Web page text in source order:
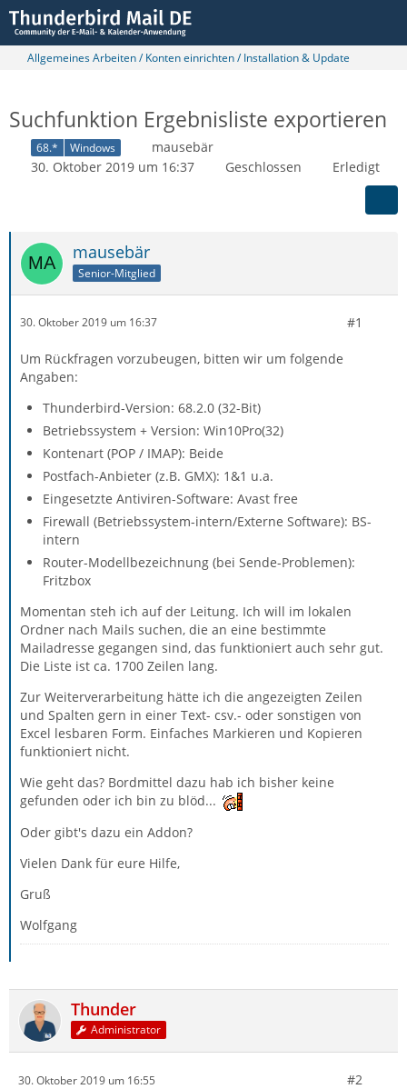
Allgemeines Arbeiten / Konten einrichten / Installation & Update
Suchfunktion Ergebnisliste exportieren
68.* Windows
mausebär
30. Oktober 2019 um 16:37
Geschlossen Erledigt
mausebär
Senior-Mitglied
30. Oktober 2019 um 16:37 #1
Um Rückfragen vorzubeugen, bitten wir um folgende
Angaben:
Thunderbird-Version: 68.2.0 (32-Bit)
Betriebssystem + Version: Win10Pro(32)
Kontenart (POP / IMAP): Beide
Postfach-Anbieter (z.B. GMX): 1&1 u.a.
Eingesetzte Antiviren-Software: Avast free
Firewall (Betriebssystem-intern/Externe Software): BS-
intern
Router-Modellbezeichnung (bei Sende-Problemen):
Fritzbox
Momentan steh ich auf der Leitung. Ich will im lokalen
Ordner nach Mails suchen, die an eine bestimmte
Mailadresse gegangen sind, das funktioniert auch sehr gut.
Die Liste ist ca. 1700 Zeilen lang.
Zur Weiterverarbeitung hätte ich die angezeigten Zeilen
und Spalten gern in einer Text- csv.- oder sonstigen von
Excel lesbaren Form. Einfaches Markieren und Kopieren
funktioniert nicht.
Wie geht das? Bordmittel dazu hab ich bisher keine
gefunden oder ich bin zu blöd...
Oder gibt's dazu ein Addon?
Vielen Dank für eure Hilfe,
Gruß
Wolfgang
Thunder
Administrator
30. Oktober 2019 um 16:55 #2